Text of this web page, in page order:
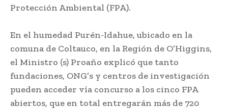
Protección Ambiental (FPA).
En el humedad Purén-Idahue, ubicado en la
comuna de Coltauco, en la Región de O’Higgins,
el Ministro (s) Proaño explicó que tanto
fundaciones, ONG’s y centros de investigación
pueden acceder vía concurso a los cinco FPA
abiertos, que en total entregarán más de 720